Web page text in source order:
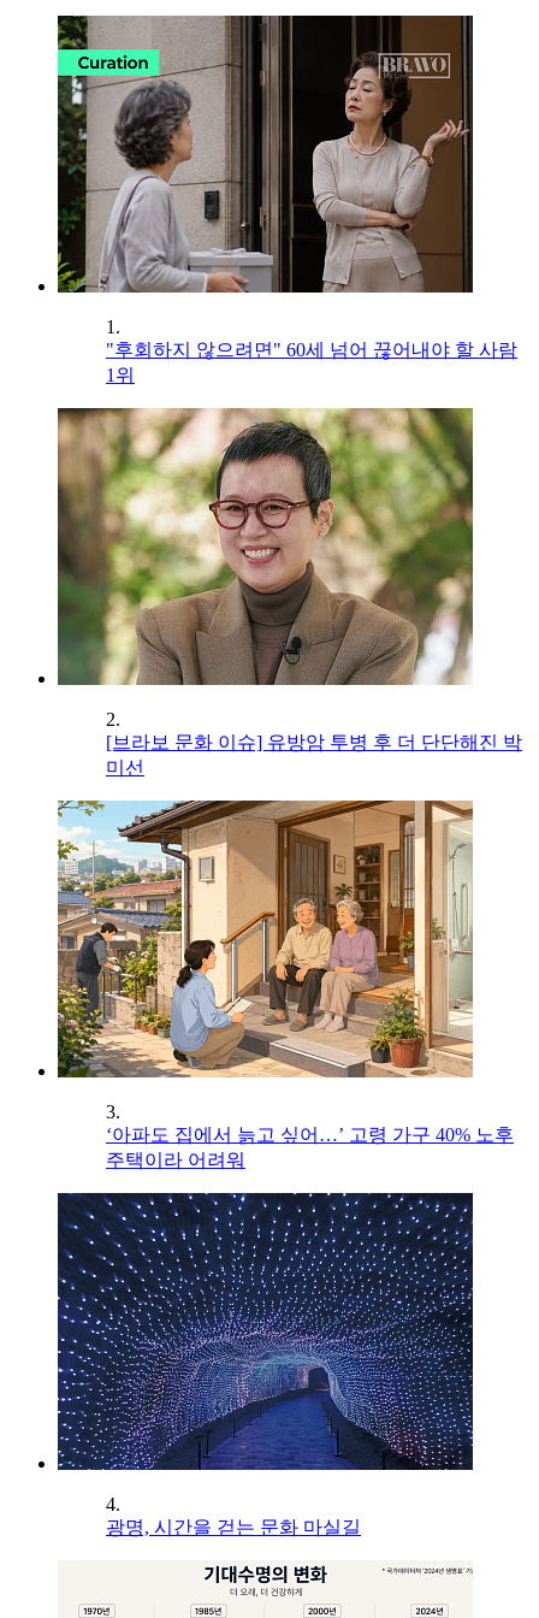
1.
"후회하지 않으려면" 60세 넘어 끊어내야 할 사람
1위
2.
[브라보 문화 이슈] 유방암 투병 후 더 단단해진 박
미선
3.
‘아파도 집에서 늙고 싶어…’ 고령 가구 40% 노후
주택이라 어려워
4.
광명, 시간을 걷는 문화 마실길